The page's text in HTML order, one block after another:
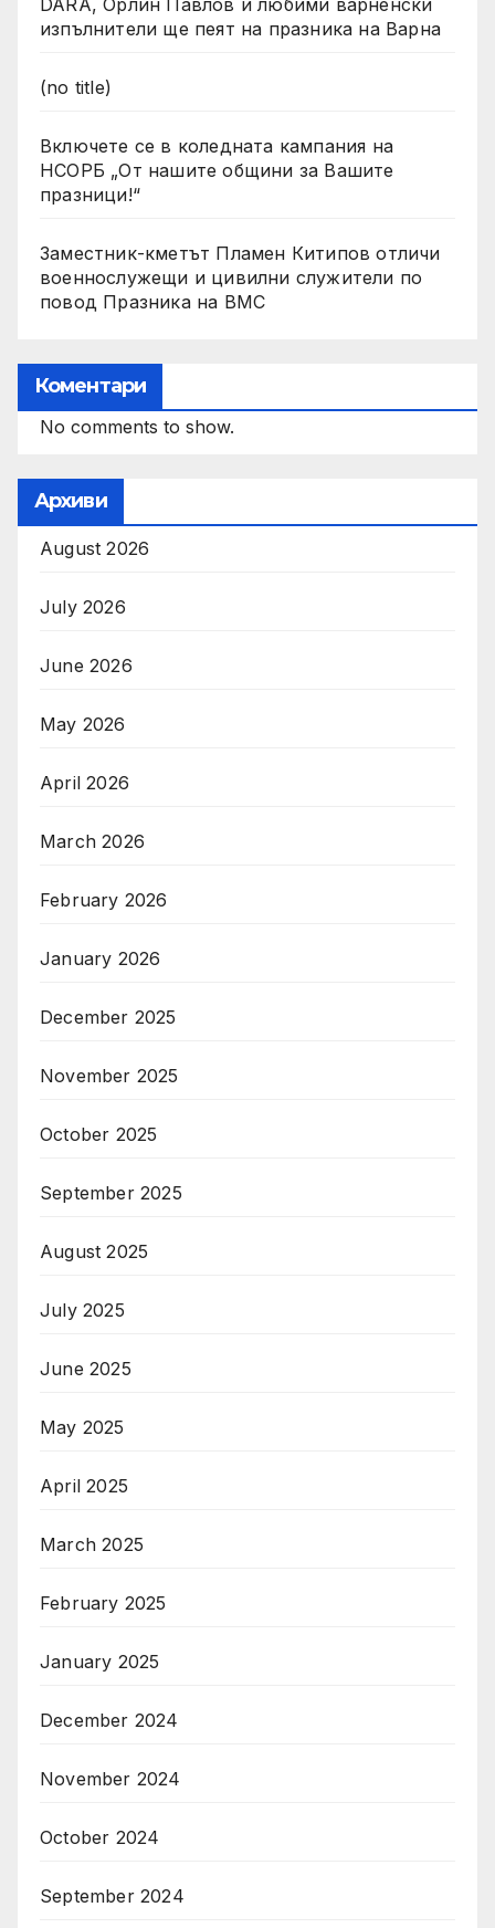
DARA, Орлин Павлов и любими варненски
изпълнители ще пеят на празника на Варна
(no title)
Включете се в коледната кампания на
НСОРБ „От нашите общини за Вашите
празници!“
Заместник-кметът Пламен Китипов отличи
военнослужещи и цивилни служители по
повод Празника на ВМС
Коментари
No comments to show.
Архиви
August 2026
July 2026
June 2026
May 2026
April 2026
March 2026
February 2026
January 2026
December 2025
November 2025
October 2025
September 2025
August 2025
July 2025
June 2025
May 2025
April 2025
March 2025
February 2025
January 2025
December 2024
November 2024
October 2024
September 2024